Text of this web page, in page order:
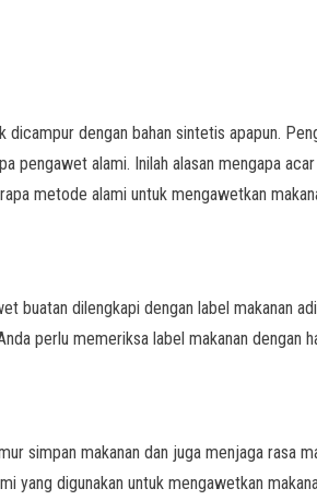
dengan bahan sintetis apapun.
pengawet alami. Inilah alasan mengapa
metode alami untuk mengawetkan
buatan dilengkapi dengan label makanan
perlu memeriksa label makanan dengan
simpan makanan dan juga menjaga rasa
yang digunakan untuk mengawetkan